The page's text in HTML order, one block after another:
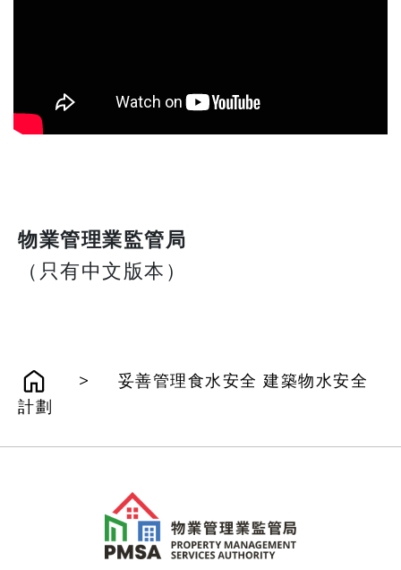
物業管理業監管局
​​​​​​​（只有中文版本）
>
妥善管理食水安全 建築物水安全
計劃